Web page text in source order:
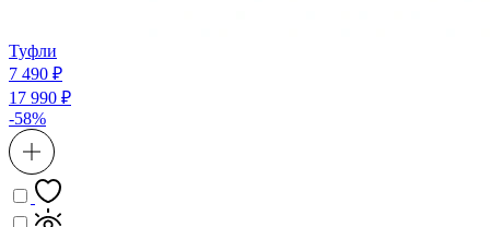
Туфли
7 490 ₽
17 990 ₽
-58%